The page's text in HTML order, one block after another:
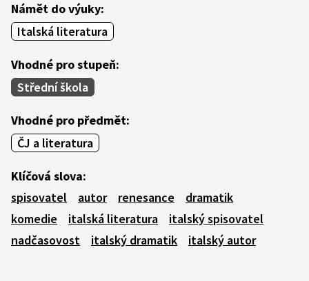
Námět do výuky:
Italská literatura
Vhodné pro stupeň:
Střední škola
Vhodné pro předmět:
ČJ a literatura
Klíčová slova:
spisovatel
autor renesance
dramatik
komedie
italská literatura
italský spisovatel
nadčasovost
italský dramatik italský autor